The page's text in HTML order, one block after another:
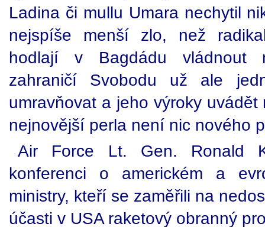
Ladina či mullu Umara nechytil
nejspíše menší zlo, než
hodlají v Bagdádu vládnout
zahraničí Svobodu už ale
umravňovat a jeho výroky
nejnovější perla není nic nového
Air Force Lt. Gen. Ronald
konferenci o americkém a
ministry, kteří se zaměřili na
účasti v USA raketový obranný